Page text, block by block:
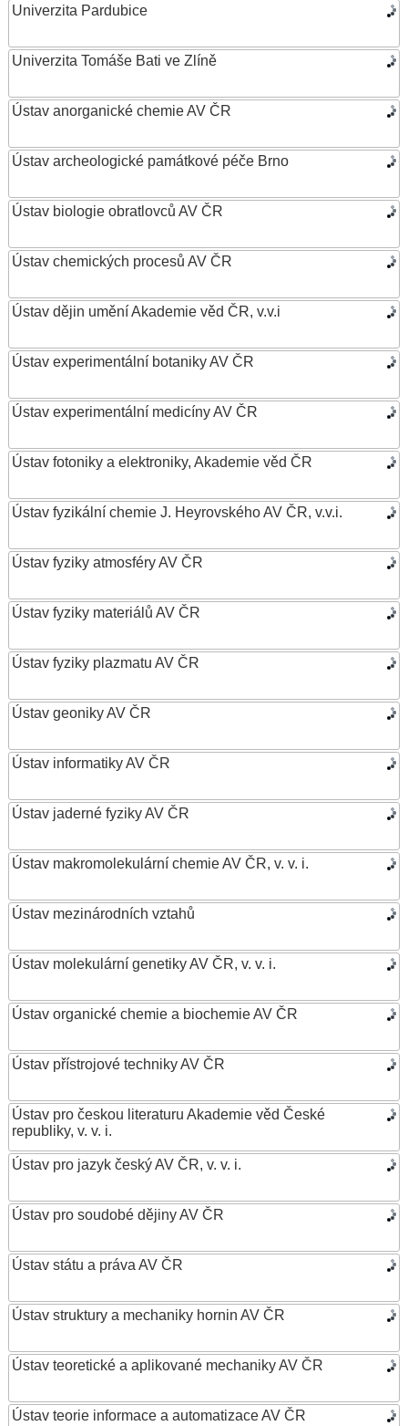
Univerzita Pardubice
Univerzita Tomáše Bati ve Zlíně
Ústav anorganické chemie AV ČR
Ústav archeologické památkové péče Brno
Ústav biologie obratlovců AV ČR
Ústav chemických procesů AV ČR
Ústav dějin umění Akademie věd ČR, v.v.i
Ústav experimentální botaniky AV ČR
Ústav experimentální medicíny AV ČR
Ústav fotoniky a elektroniky, Akademie věd ČR
Ústav fyzikální chemie J. Heyrovského AV ČR, v.v.i.
Ústav fyziky atmosféry AV ČR
Ústav fyziky materiálů AV ČR
Ústav fyziky plazmatu AV ČR
Ústav geoniky AV ČR
Ústav informatiky AV ČR
Ústav jaderné fyziky AV ČR
Ústav makromolekulární chemie AV ČR, v. v. i.
Ústav mezinárodních vztahů
Ústav molekulární genetiky AV ČR, v. v. i.
Ústav organické chemie a biochemie AV ČR
Ústav přístrojové techniky AV ČR
Ústav pro českou literaturu Akademie věd České
republiky, v. v. i.
Ústav pro jazyk český AV ČR, v. v. i.
Ústav pro soudobé dějiny AV ČR
Ústav státu a práva AV ČR
Ústav struktury a mechaniky hornin AV ČR
Ústav teoretické a aplikované mechaniky AV ČR
Ústav teorie informace a automatizace AV ČR